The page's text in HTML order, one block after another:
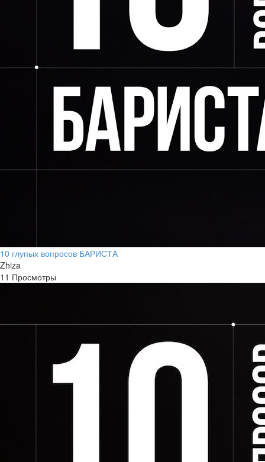
10 глупых вопросов БАРИСТА
Zhiza
11 Просмотры